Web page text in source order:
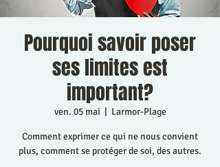
Pourquoi savoir poser
ses limites est
important?
ven. 05 mai Larmor-Plage
Comment exprimer ce qui ne nous convient
plus, comment se protéger de soi, des autres.